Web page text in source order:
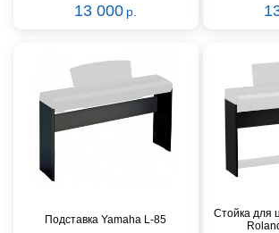
13 000 р.
Подставка Yamaha L-85
Стойка для